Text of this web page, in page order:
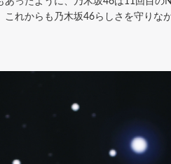
れからも乃木坂46らしさを守りな